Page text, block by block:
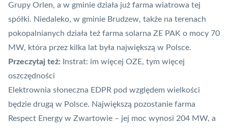
Grupy Orlen, a w gminie działa już farma wiatrowa tej
spółki. Niedaleko, w gminie Brudzew, także na terenach
pokopalnianych działa też farma solarna ZE PAK o mocy 70
MW, która przez kilka lat była największą w Polsce.
Przeczytaj też:
Instrat: im więcej OZE, tym więcej
oszczędności
Elektrownia słoneczna EDPR pod względem wielkości
będzie drugą w Polsce. Największą pozostanie farma
Respect Energy w Zwartowie – jej moc wynosi 204 MW, a